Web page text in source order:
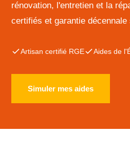
rénovation, l'entretien et la
certifiés et garantie
Artisan certifié RGE Aides de
Simuler mes aides